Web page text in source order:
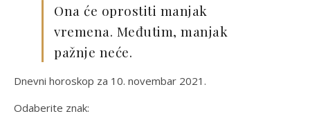
Ona će oprostiti manjak
vremena. Međutim, manjak
pažnje neće.
Dnevni horoskop za 10. novembar 2021.
Odaberite znak: